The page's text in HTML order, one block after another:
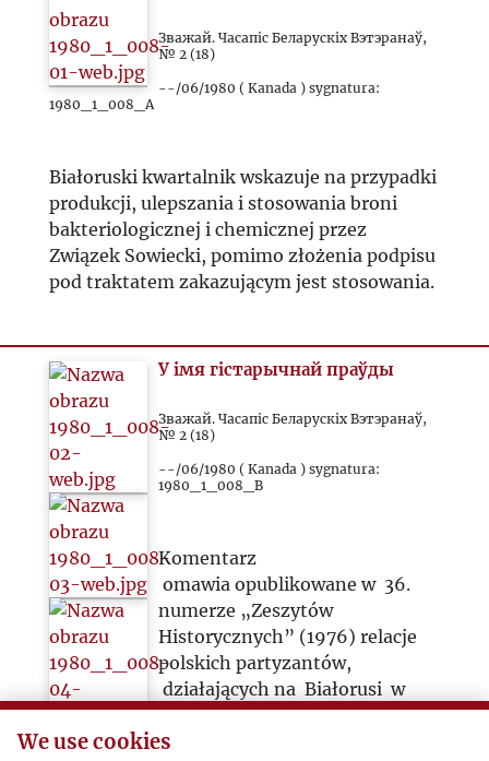
Зважай. Часапіс Беларускіх Вэтэранаў,
№ 2 (18)
--/06/1980 ( Kanada ) sygnatura:
1980_1_008_A
Białoruski kwartalnik wskazuje na przypadki
produkcji, ulepszania i stosowania broni
bakteriologicznej i chemicznej przez
Związek Sowiecki, pomimo złożenia podpisu
pod traktatem zakazującym jest stosowania.
У імя гістарычнай праўды
Зважай. Часапіс Беларускіх Вэтэранаў,
№ 2 (18)
--/06/1980 ( Kanada ) sygnatura:
1980_1_008_B
Komentarz
omawia opublikowane w 36.
numerze „Zeszytów
Historycznych” (1976) relacje
polskich partyzantów,
działających na Białorusi w
końcowym etapie II wojny
światowej. Relacje te, według
We use cookies